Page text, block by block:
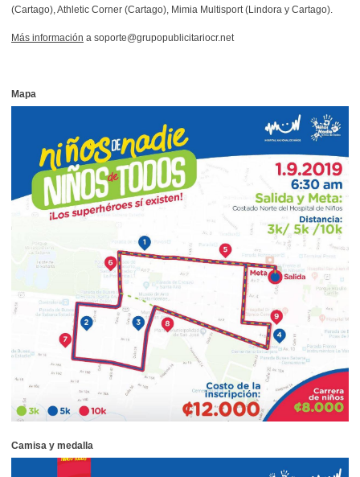
(Cartago), Athletic Corner (Cartago), Mimia Multisport (Lindora y Cartago).
Más información a soporte@grupopublicitariocr.net
Mapa
Camisa y medalla